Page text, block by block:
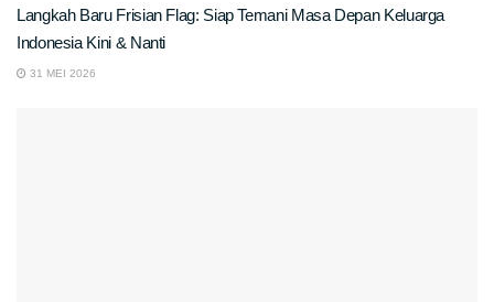
Langkah Baru Frisian Flag: Siap Temani Masa Depan Keluarga
Indonesia Kini & Nanti
31 MEI 2026